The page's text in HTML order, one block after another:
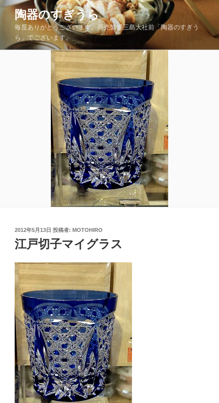
コ
ツ
陶器のすぎうら
毎度ありがとうございます。商売繁盛三島大社前「陶器のすぎう
ら」でございます。
投
稿
日:
2012年5月13日 投稿者: MOTOHIRO
江戸切子マイグラス